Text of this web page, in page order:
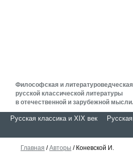
Философская и
русской классической литературы
в отечественной и зарубежной мысли.
Русская классика и XIX век
Главная /Авторы / Коневской И.